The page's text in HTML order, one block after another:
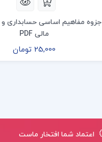
جزوه مفاهیم اساسی حسابداری
مالی PDF
25,000 تومان
اعتماد شما افتخار ماست